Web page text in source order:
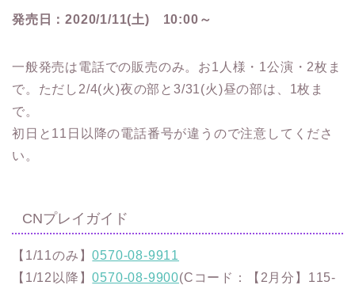
発売日：2020/1/11(土) 10:00～
一般発売は電話での販売のみ。お1人様・1公演・2枚ま
で。ただし2/4(火)夜の部と3/31(火)昼の部は、1枚ま
で。
初日と11日以降の電話番号が違うので注意してくださ
い。
CNプレイガイド
【1/11のみ】0570-08-9911
【1/12以降】0570-08-9900(Cコード：【2月分】115-